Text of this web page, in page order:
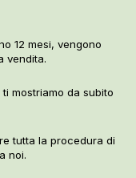
12 mesi, vengono
vendita.
mostriamo da subito
tutta la procedura di
noi.